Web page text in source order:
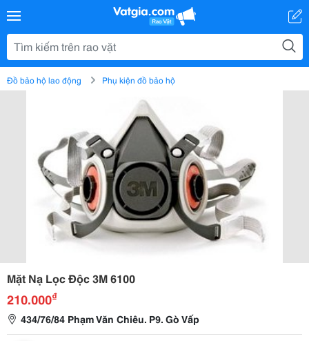
Đồ bảo hộ lao động Phụ kiện đồ bảo hộ
Mặt Nạ Lọc Độc 3M 6100
210.000₫
434/76/84 Phạm Văn Chiêu. P9. Gò Vấp